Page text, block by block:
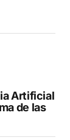
Artificial
de las